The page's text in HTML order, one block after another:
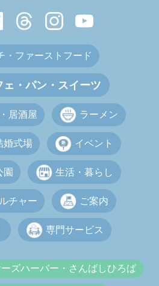
・ファーストフード
ェ・パン・スイーツ
居酒屋 ラーメン
婚式場 イベント
園 生活・暮らし
チャー ご案内
専門サービス
ズハーバー・さんばしひろば